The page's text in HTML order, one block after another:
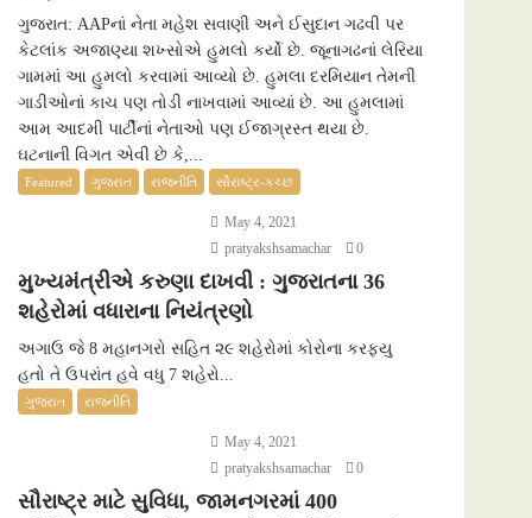
ગુજરાત: AAPનાં નેતા મહેશ સવાણી અને ઈસુદાન ગઢવી પર
કેટલાંક અજાણ્યા શખ્સોએ હુમલો કર્યો છે. જૂનાગઢનાં લેરિયા
ગામમાં આ હુમલો કરવામાં આવ્યો છે. હુમલા દરમિયાન તેમની
ગાડીઓનાં કાચ પણ તોડી નાખવામાં આવ્યાં છે. આ હુમલામાં
આમ આદમી પાર્ટીનાં નેતાઓ પણ ઈજાગ્રસ્ત થયા છે.
ઘટનાની વિગત એવી છે કે,...
Featured ગુજરાત રાજનીતિ સૌરાષ્ટ્ર-કચ્છ
May 4, 2021
pratyakshsamachar
0
મુખ્યમંત્રીએ કરુણા દાખવી : ગુજરાતના 36
શહેરોમાં વધારાના નિયંત્રણો
અગાઉ જે 8 મહાનગરો સહિત ૨૯ શહેરોમાં કોરોના કરફ્યુ
હતો તે ઉપરાંત હવે વધુ 7 શહેરો...
ગુજરાત રાજનીતિ
May 4, 2021
pratyakshsamachar
0
સૌરાષ્ટ્ર માટે સુવિધા, જામનગરમાં 400